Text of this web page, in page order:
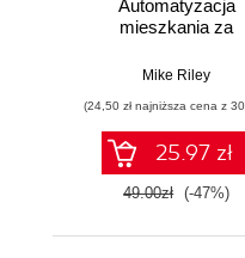
Automatyzacja
mieszkania za
Arduino, systemu
komputera
Mike Riley
(24,50 zł najniższa cena z
25.97 zł
49.00zł (-47%)